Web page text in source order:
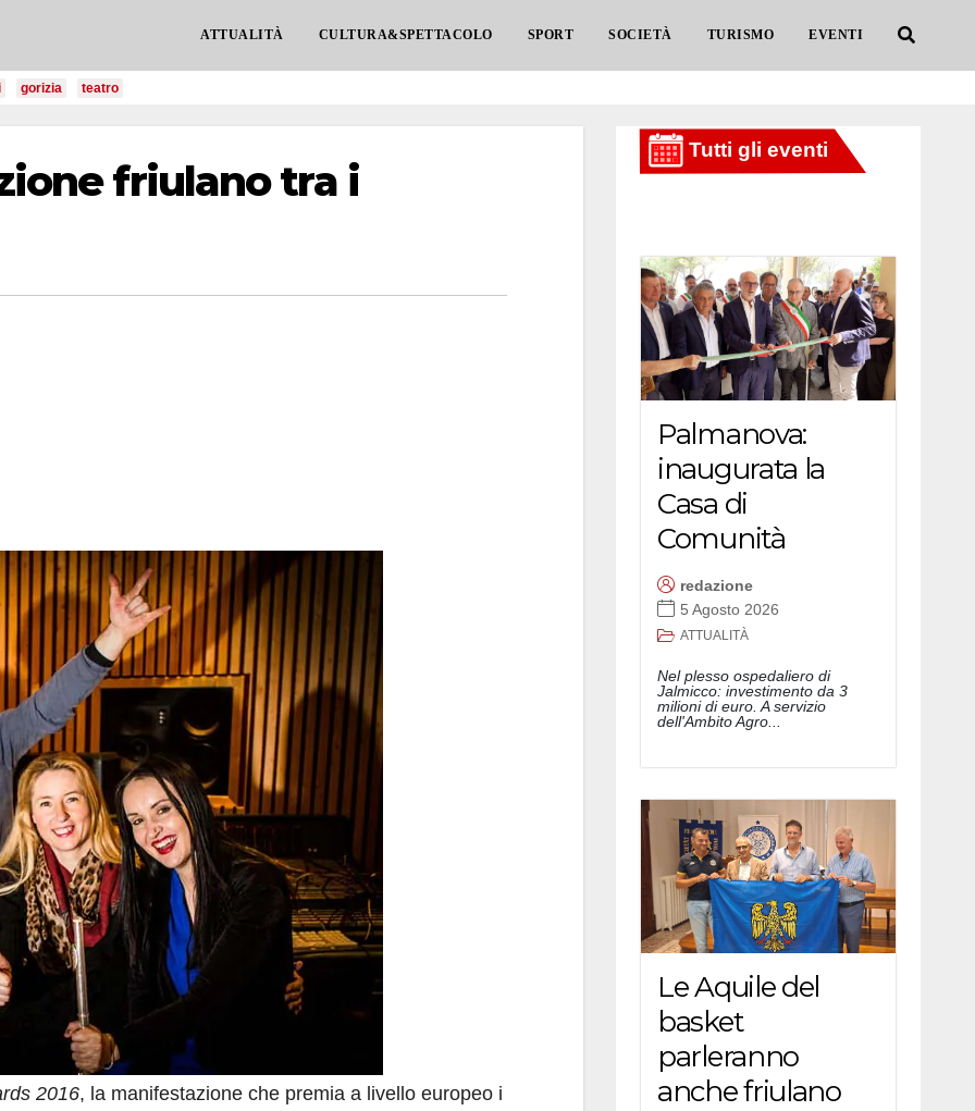
ATTUALITÀ CULTURA&SPETTACOLO SPORT SOCIETÀ TURISMO EVENTI
gorizia teatro
friulano tra i
2016, la manifestazione che premia a livello europeo i
Palmanova:
inaugurata la
Casa di
Comunità
redazione
5 Agosto 2026
ATTUALITÀ
Nel plesso ospedaliero di
Jalmicco: investimento da 3
milioni di euro. A servizio
dell'Ambito Agro...
Le Aquile del
basket
parleranno
anche friulano